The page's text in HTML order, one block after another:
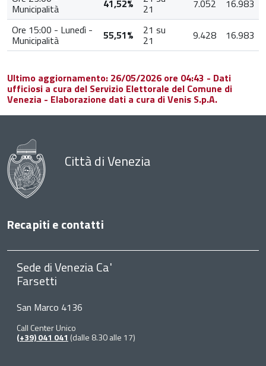
Municipalità 41,52% 21 7.052
16.983
Ore 15:00 - Lunedì -
Municipalità 55,51% 21 su
21 9.428 16.983
Ultimo aggiornamento: 26/05/2026 ore 04:43 - Dati
ufficiosi a cura del Servizio Elettorale del Comune di
Venezia - Elaborazione dati a cura di Venis S.p.A.
Città di Venezia
Recapiti e contatti
Sede di Venezia Ca'
Farsetti
San Marco 4136
Call Center Unico
(+39) 041 041 (dalle 8.30 alle 17)